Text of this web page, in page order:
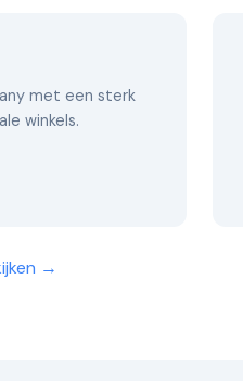
met een sterk
winkels.
→